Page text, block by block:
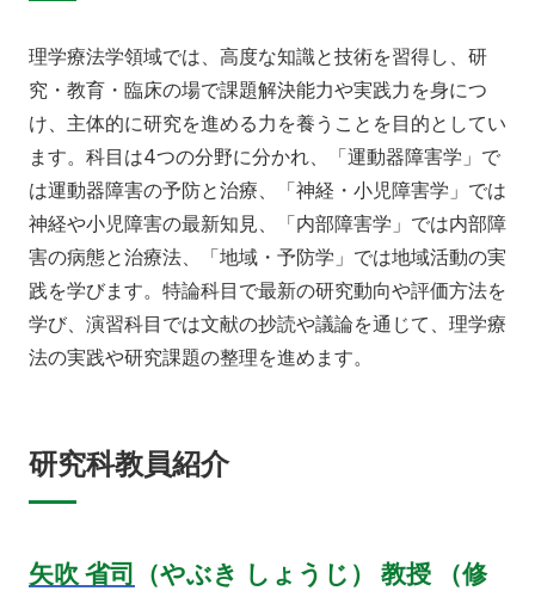
理学療法学領域では、高度な知識と技術を習得し、研
究・教育・臨床の場で課題解決能力や実践力を身につ
け、主体的に研究を進める力を養うことを目的としてい
ます。科目は4つの分野に分かれ、「運動器障害学」で
は運動器障害の予防と治療、「神経・小児障害学」では
神経や小児障害の最新知見、「内部障害学」では内部障
害の病態と治療法、「地域・予防学」では地域活動の実
践を学びます。特論科目で最新の研究動向や評価方法を
学び、演習科目では文献の抄読や議論を通じて、理学療
法の実践や研究課題の整理を進めます。
研究科教員紹介
矢吹 省司
（やぶき しょうじ） 教授 （修